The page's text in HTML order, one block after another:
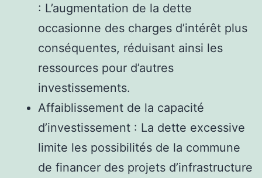
: L’augmentation de la dette
occasionne des charges d’intérêt plus
conséquentes, réduisant ainsi les
ressources pour d’autres
investissements.
Affaiblissement de la capacité
d’investissement : La dette excessive
limite les possibilités de la commune
de financer des projets d’infrastructure